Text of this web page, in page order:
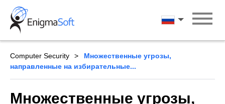
Skip
content
Русский
Computer Security
Множественные угрозы,
направленные на избирательные...
Множественные угрозы,